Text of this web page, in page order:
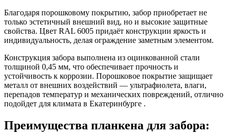
Благодаря порошковому покрытию, забор приобретает не
только эстетичный внешний вид, но и высокие защитные
свойства. Цвет RAL 6005 придаёт конструкции яркость и
индивидуальность, делая ограждение заметным элементом.
Конструкция забора выполнена из оцинкованной стали
толщиной 0,45 мм, что обеспечивает прочность и
устойчивость к коррозии. Порошковое покрытие защищает
металл от внешних воздействий — ультрафиолета, влаги,
перепадов температур и механических повреждений, отлично
подойдет для климата в Екатеринбурге .
Преимущества планкена для забора: